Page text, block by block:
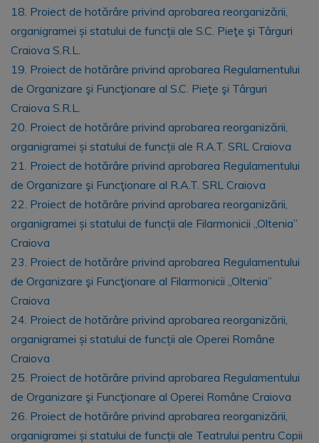
18. Proiect de hotărâre privind aprobarea reorganizării,
organigramei și statului de funcții ale S.C. Pieţe şi Târguri
Craiova S.R.L.
19. Proiect de hotărâre privind aprobarea Regulamentului
de Organizare şi Funcţionare al S.C. Pieţe şi Târguri
Craiova S.R.L.
20. Proiect de hotărâre privind aprobarea reorganizării,
organigramei și statului de funcții ale R.A.T. SRL Craiova
21. Proiect de hotărâre privind aprobarea Regulamentului
de Organizare şi Funcţionare al R.A.T. SRL Craiova
22. Proiect de hotărâre privind aprobarea reorganizării,
organigramei și statului de funcții ale Filarmonicii „Oltenia”
Craiova
23. Proiect de hotărâre privind aprobarea Regulamentului
de Organizare şi Funcţionare al Filarmonicii „Oltenia”
Craiova
24. Proiect de hotărâre privind aprobarea reorganizării,
organigramei și statului de funcții ale Operei Române
Craiova
25. Proiect de hotărâre privind aprobarea Regulamentului
de Organizare şi Funcţionare al Operei Române Craiova
26. Proiect de hotărâre privind aprobarea reorganizării,
organigramei și statului de funcții ale Teatrului pentru Copii